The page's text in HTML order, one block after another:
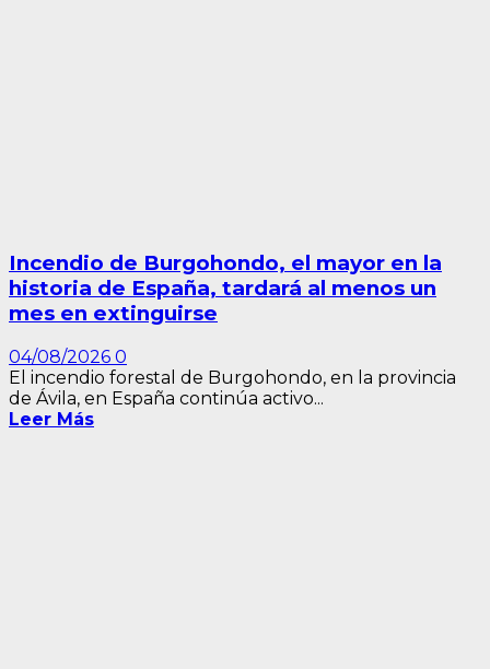
Incendio de Burgohondo, el mayor en la
historia de España, tardará al menos un
mes en extinguirse
04/08/2026 0
El incendio forestal de Burgohondo, en la provincia
de Ávila, en España continúa activo...
Leer Más